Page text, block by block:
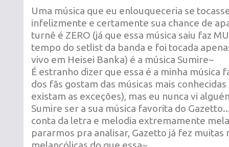
Uma música que eu enlouqueceria se
infelizmente e certamente sua chance de
turnê é ZERO (já que essa música saiu faz
tempo do setlist da banda e foi tocada
vivo em Heisei Banka) é a música Sumire~
É estranho dizer que essa é a minha música
dos fãs gostam das músicas mais
existam as exceções), mas eu nunca vi
Sumire ser a sua música favorita do
conta da letra e melodia extremamente
pararmos pra analisar, Gazetto já fez muitas